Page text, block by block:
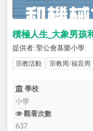
積極人生_大象男孩
提供者: 聖公會基樂小學
宗教活動 宗教周/福音周
學校
小學
觀看次數
637